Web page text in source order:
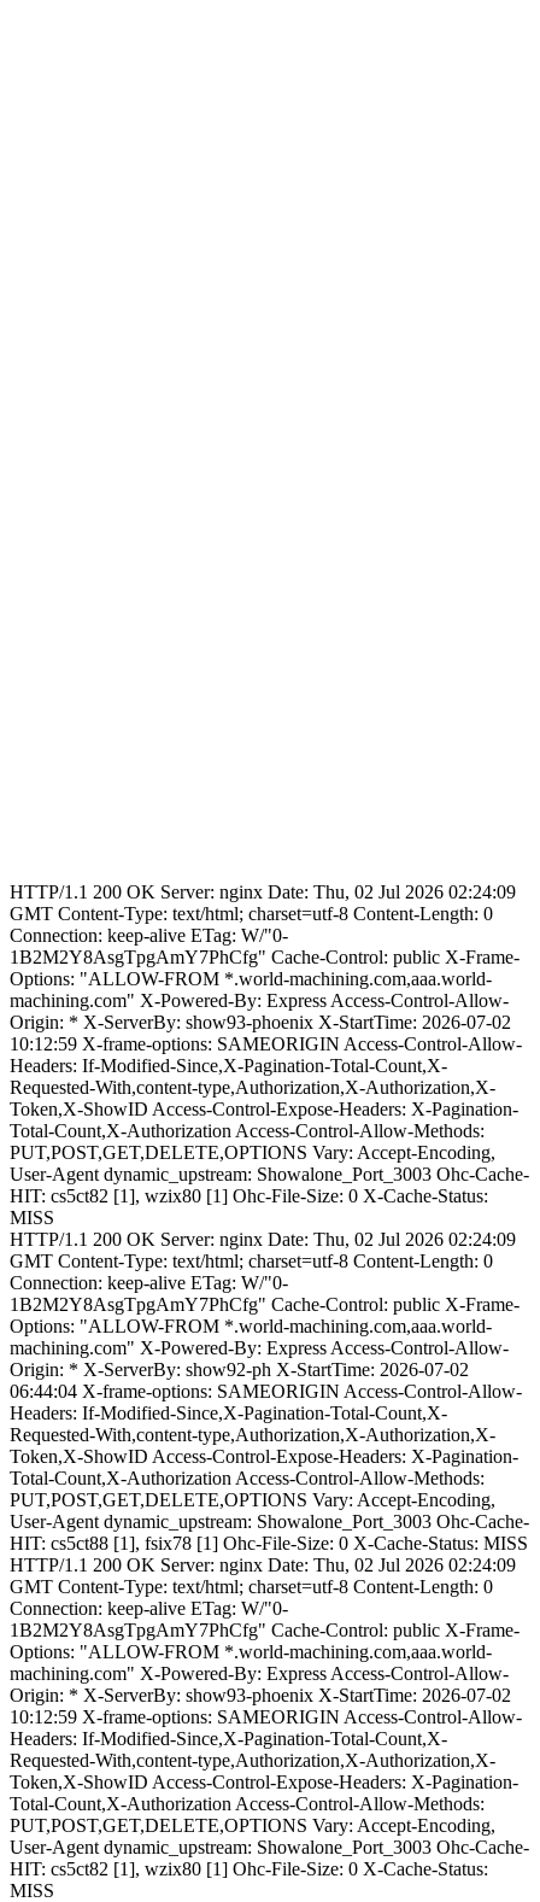
HTTP/1.1 200 OK Server: nginx Date: Thu, 02 Jul 2026 02:24:09
GMT Content-Type: text/html; charset=utf-8 Content-Length: 0
Connection: keep-alive ETag: W/"0-
1B2M2Y8AsgTpgAmY7PhCfg" Cache-Control: public X-Frame-
Options: "ALLOW-FROM *.world-machining.com,aaa.world-
machining.com" X-Powered-By: Express Access-Control-Allow-
Origin: * X-ServerBy: show93-phoenix X-StartTime: 2026-07-02
10:12:59 X-frame-options: SAMEORIGIN Access-Control-Allow-
Headers: If-Modified-Since,X-Pagination-Total-Count,X-
Requested-With,content-type,Authorization,X-Authorization,X-
Token,X-ShowID Access-Control-Expose-Headers: X-Pagination-
Total-Count,X-Authorization Access-Control-Allow-Methods:
PUT,POST,GET,DELETE,OPTIONS Vary: Accept-Encoding,
User-Agent dynamic_upstream: Showalone_Port_3003 Ohc-Cache-
HIT: cs5ct82 [1], wzix80 [1] Ohc-File-Size: 0 X-Cache-Status:
MISS
HTTP/1.1 200 OK Server: nginx Date: Thu, 02 Jul 2026 02:24:09
GMT Content-Type: text/html; charset=utf-8 Content-Length: 0
Connection: keep-alive ETag: W/"0-
1B2M2Y8AsgTpgAmY7PhCfg" Cache-Control: public X-Frame-
Options: "ALLOW-FROM *.world-machining.com,aaa.world-
machining.com" X-Powered-By: Express Access-Control-Allow-
Origin: * X-ServerBy: show92-ph X-StartTime: 2026-07-02
06:44:04 X-frame-options: SAMEORIGIN Access-Control-Allow-
Headers: If-Modified-Since,X-Pagination-Total-Count,X-
Requested-With,content-type,Authorization,X-Authorization,X-
Token,X-ShowID Access-Control-Expose-Headers: X-Pagination-
Total-Count,X-Authorization Access-Control-Allow-Methods:
PUT,POST,GET,DELETE,OPTIONS Vary: Accept-Encoding,
User-Agent dynamic_upstream: Showalone_Port_3003 Ohc-Cache-
HIT: cs5ct88 [1], fsix78 [1] Ohc-File-Size: 0 X-Cache-Status: MISS
HTTP/1.1 200 OK Server: nginx Date: Thu, 02 Jul 2026 02:24:09
GMT Content-Type: text/html; charset=utf-8 Content-Length: 0
Connection: keep-alive ETag: W/"0-
1B2M2Y8AsgTpgAmY7PhCfg" Cache-Control: public X-Frame-
Options: "ALLOW-FROM *.world-machining.com,aaa.world-
machining.com" X-Powered-By: Express Access-Control-Allow-
Origin: * X-ServerBy: show93-phoenix X-StartTime: 2026-07-02
10:12:59 X-frame-options: SAMEORIGIN Access-Control-Allow-
Headers: If-Modified-Since,X-Pagination-Total-Count,X-
Requested-With,content-type,Authorization,X-Authorization,X-
Token,X-ShowID Access-Control-Expose-Headers: X-Pagination-
Total-Count,X-Authorization Access-Control-Allow-Methods:
PUT,POST,GET,DELETE,OPTIONS Vary: Accept-Encoding,
User-Agent dynamic_upstream: Showalone_Port_3003 Ohc-Cache-
HIT: cs5ct82 [1], wzix80 [1] Ohc-File-Size: 0 X-Cache-Status:
MISS